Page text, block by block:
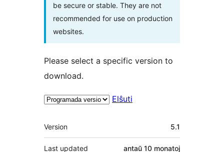
be secure or stable. They are not
recommended for use on production
websites.
Please select a specific version to
download.
Elŝuti
Metadatumoj
Version 5.1
Last updated antaŭ 10 monatoj